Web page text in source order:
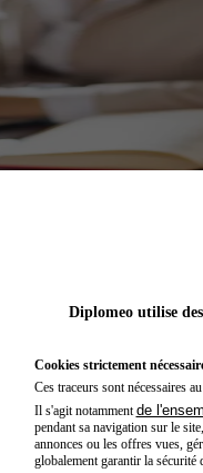
Diplomeo utilise
Cookies strictement
Ces traceurs sont nécessaires
Il s'agit notamment de
pendant sa navigation sur le
annonces ou les offres vues,
globalement garantir la sécurité